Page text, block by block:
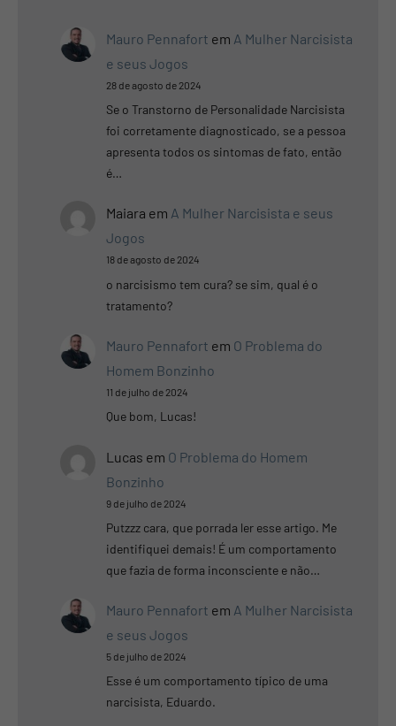
Mauro Pennafort em A Mulher Narcisista
e seus Jogos
28 de agosto de 2024
Se o Transtorno de Personalidade Narcisista
foi corretamente diagnosticado, se a pessoa
apresenta todos os sintomas de fato, então
é…
Maiara em A Mulher Narcisista e seus
Jogos
18 de agosto de 2024
o narcisismo tem cura? se sim, qual é o
tratamento?
Mauro Pennafort em O Problema do
Homem Bonzinho
11 de julho de 2024
Que bom, Lucas!
Lucas em O Problema do Homem
Bonzinho
9 de julho de 2024
Putzzz cara, que porrada ler esse artigo. Me
identifiquei demais! É um comportamento
que fazia de forma inconsciente e não…
Mauro Pennafort em A Mulher Narcisista
e seus Jogos
5 de julho de 2024
Esse é um comportamento típico de uma
narcisista, Eduardo.